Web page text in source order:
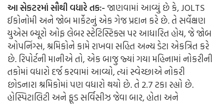
આ સેકટરમાં સૌથી વધારે તક:-જાણવામાં આવ્યું છે કે, JOLTS
ઈકોનોમી અને જોબ માર્કેટનું એક ગેજ પ્રદાન કરે છે. તે સર્વેક્ષણ
યુએસ બ્યૂરો ઓફ લેબર સ્ટેટિસ્ટિક્સ પર આધારિત હોય, જે જોબ
ઓપનિંગ્સ, શ્રમિકોને કામે રાખવા સહિત અન્ય ડેટા એકત્રિત કરે
છે. રિપોર્ટની માનીએ તો, એક બાજુ જ્યાં ગયા મહિનામાં નોકરીની
તકોમાં વધારો દર્જ કરવામાં આવ્યો, ત્યાં સ્વેચ્છાએ નોકરી
છોડનારા શ્રમિકોમાં પણ વધારો થયો છે. તે 2.7 ટકા રહ્યો છે.
હોસ્પિટાલિટી અને ફૂડ સર્વિસીઝ જેવા બાર, હોતા અને